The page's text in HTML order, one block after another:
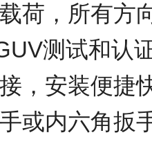
荷，所有方
测试和认
，安装便捷
或内六角扳